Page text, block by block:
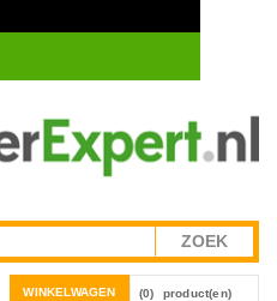
WINKELWAGEN (0) product(en)